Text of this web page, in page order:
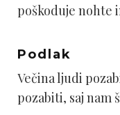
poškoduje nohte
Podlak
Večina ljudi
pozabiti, saj nam